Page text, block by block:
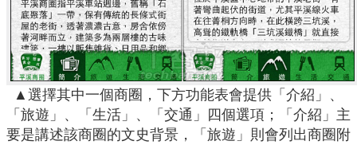
▲選擇其中一個商圈，下方功能表會提供「介紹」、
「旅遊」、「生活」、「交通」四個選項；「介紹」主
要是講述該商圈的文史背景，「旅遊」則會列出商圈附